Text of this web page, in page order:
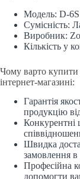
Модель: D-6S
Сумісність:
Виробник:
Кількість у
Чому варто
інтернет-магазині:
Гарантія
продукцію
Конкурентні
Швидка
замовлення в
Професійна
допомогти